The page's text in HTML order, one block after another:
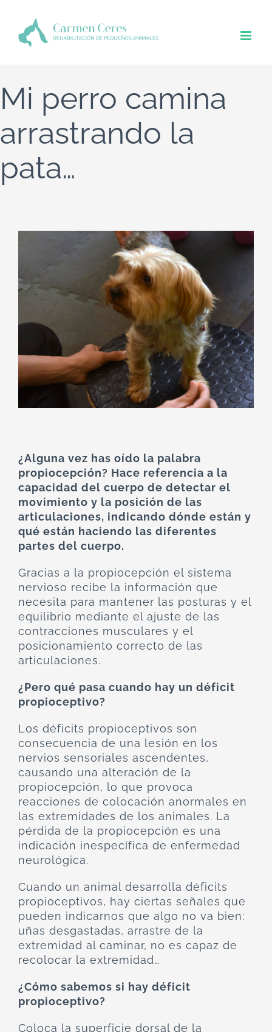
contenido
Mi perro camina
arrastrando la
pata…
¿Alguna vez has oído la palabra
propiocepción? Hace referencia a la
capacidad del cuerpo de detectar el
movimiento y la posición de las
articulaciones, indicando dónde están y
qué están haciendo las diferentes
partes del cuerpo.
Gracias a la propiocepción el sistema
nervioso recibe la información que
necesita para mantener las posturas y el
equilibrio mediante el ajuste de las
contracciones musculares y el
posicionamiento correcto de las
articulaciones.
¿Pero qué pasa cuando hay un déficit
propioceptivo?
Los déficits propioceptivos son
consecuencia de una lesión en los
nervios sensoriales ascendentes,
causando una alteración de la
propiocepción, lo que provoca
reacciones de colocación anormales en
las extremidades de los animales. La
pérdida de la propiocepción es una
indicación inespecífica de enfermedad
neurológica.
Cuando un animal desarrolla déficits
propioceptivos, hay ciertas señales que
pueden indicarnos que algo no va bien:
uñas desgastadas, arrastre de la
extremidad al caminar, no es capaz de
recolocar la extremidad…
¿Cómo sabemos si hay déficit
propioceptivo?
Coloca la superficie dorsal de la